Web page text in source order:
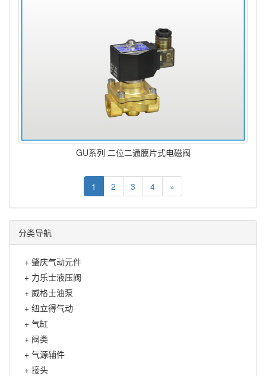
GU系列 二位二通膜片式电磁阀
1 2 3 4 »
分类导航
+ 肇庆气动元件
+ 力乐士液压阀
+ 威格士油泵
+ 纽立得气动
+ 气缸
+ 阀类
+ 气源辅件
+ 接头